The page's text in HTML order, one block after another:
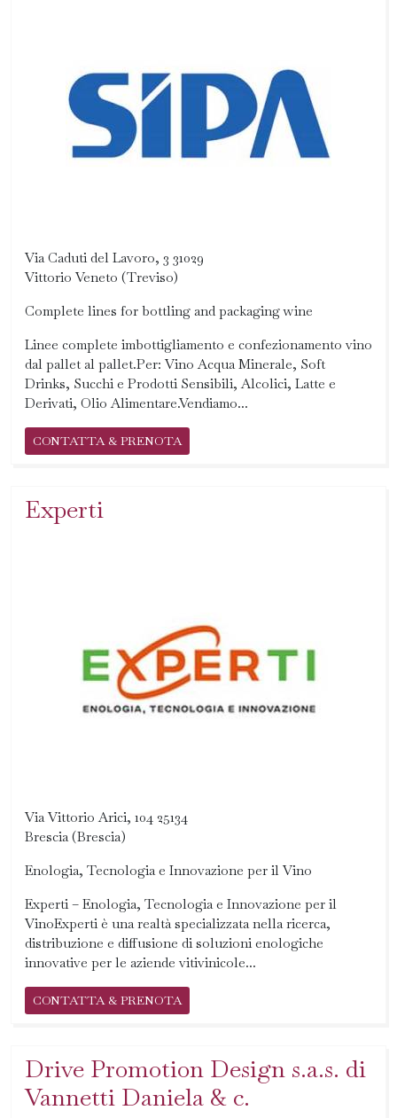
Via Caduti del Lavoro, 3 31029
Vittorio Veneto (Treviso)
Complete lines for bottling and packaging wine
Linee complete imbottigliamento e confezionamento vino
dal pallet al pallet.Per: Vino Acqua Minerale, Soft
Drinks, Succhi e Prodotti Sensibili, Alcolici, Latte e
Derivati, Olio Alimentare.Vendiamo...
CONTATTA & PRENOTA
Experti
Via Vittorio Arici, 104 25134
Brescia (Brescia)
Enologia, Tecnologia e Innovazione per il Vino
Experti – Enologia, Tecnologia e Innovazione per il
VinoExperti è una realtà specializzata nella ricerca,
distribuzione e diffusione di soluzioni enologiche
innovative per le aziende vitivinicole...
CONTATTA & PRENOTA
Drive Promotion Design s.a.s. di
Vannetti Daniela & c.